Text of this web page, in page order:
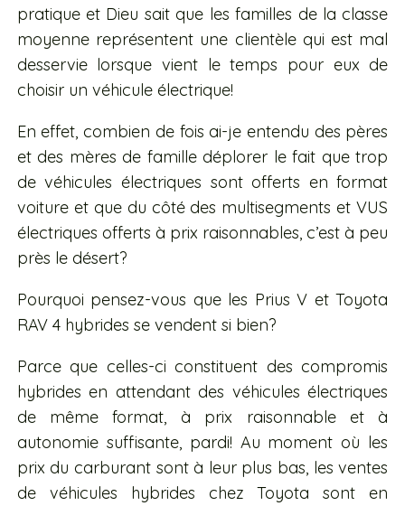
pratique et Dieu sait que les familles de la classe
moyenne représentent une clientèle qui est mal
desservie lorsque vient le temps pour eux de
choisir un véhicule électrique!
En effet, combien de fois ai-je entendu des pères
et des mères de famille déplorer le fait que trop
de véhicules électriques sont offerts en format
voiture et que du côté des multisegments et VUS
électriques offerts à prix raisonnables, c’est à peu
près le désert?
Pourquoi pensez-vous que les Prius V et Toyota
RAV 4 hybrides se vendent si bien?
Parce que celles-ci constituent des compromis
hybrides en attendant des véhicules électriques
de même format, à prix raisonnable et à
autonomie suffisante, pardi! Au moment où les
prix du carburant sont à leur plus bas, les ventes
de véhicules hybrides chez Toyota sont en